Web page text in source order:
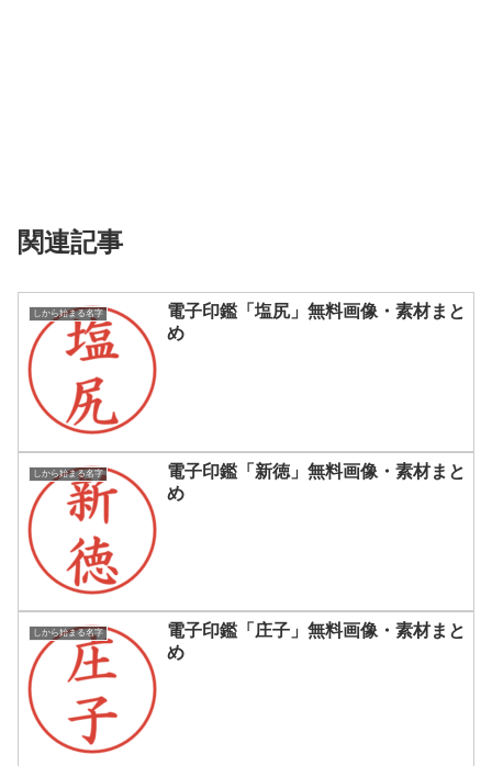
関連記事
しから始まる名字
電子印鑑「塩尻」無料画像・素材まと
め
しから始まる名字
電子印鑑「新徳」無料画像・素材まと
め
しから始まる名字
電子印鑑「庄子」無料画像・素材まと
め